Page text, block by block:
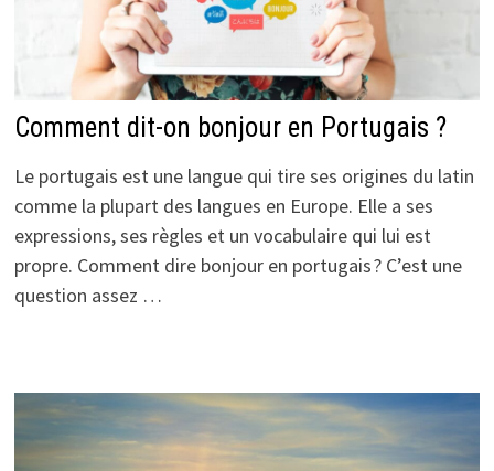
Comment dit-on bonjour en Portugais ?
Le portugais est une langue qui tire ses origines du latin
comme la plupart des langues en Europe. Elle a ses
expressions, ses règles et un vocabulaire qui lui est
propre. Comment dire bonjour en portugais ? C’est une
question assez …